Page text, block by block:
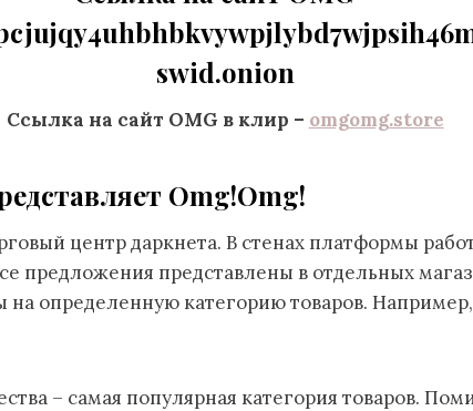
swid.onion
Ссылка на сайт OMG в клир – omgomg.store
Omg!Omg!
центр даркнета. В стенах платформы
предложения представлены в отдельных
на определенную категорию товаров.
– самая популярная категория товаров.